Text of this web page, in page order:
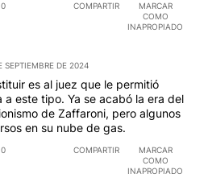
0 COMPARTIR
MARCAR
COMO
INAPROPIADO
SEPTIEMBRE DE 2024
es al juez que le permitió
a este tipo. Ya se acabó la era del
de Zaffaroni, pero algunos
en su nube de gas.
0 COMPARTIR
MARCAR
COMO
INAPROPIADO